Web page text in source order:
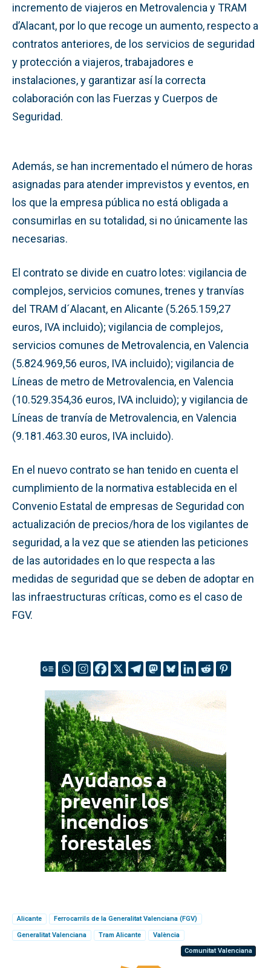
incremento de viajeros en Metrovalencia y TRAM
d’Alacant, por lo que recoge un aumento, respecto a
contratos anteriores, de los servicios de seguridad
y protección a viajeros, trabajadores e
instalaciones, y garantizar así la correcta
colaboración con las Fuerzas y Cuerpos de
Seguridad.
Además, se han incrementado el número de horas
asignadas para atender imprevistos y eventos, en
los que la empresa pública no está obligada a
consumirlas en su totalidad, si no únicamente las
necesarias.
El contrato se divide en cuatro lotes: vigilancia de
complejos, servicios comunes, trenes y tranvías
del TRAM d´Alacant, en Alicante (5.265.159,27
euros, IVA incluido); vigilancia de complejos,
servicios comunes de Metrovalencia, en Valencia
(5.824.969,56 euros, IVA incluido); vigilancia de
Líneas de metro de Metrovalencia, en Valencia
(10.529.354,36 euros, IVA incluido); y vigilancia de
Líneas de tranvía de Metrovalencia, en Valencia
(9.181.463.30 euros, IVA incluido).
En el nuevo contrato se han tenido en cuenta el
cumplimiento de la normativa establecida en el
Convenio Estatal de empresas de Seguridad con
actualización de precios/hora de los vigilantes de
seguridad, a la vez que se atienden las peticiones
de las autoridades en lo que respecta a las
medidas de seguridad que se deben de adoptar en
las infraestructuras críticas, como es el caso de
FGV.
Alicante Ferrocarrils de la Generalitat Valenciana (FGV)
Generalitat Valenciana Tram Alicante
València
Comunitat Valenciana